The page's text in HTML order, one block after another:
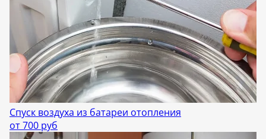
Спуск воздуха из батареи отопления
от 700 руб